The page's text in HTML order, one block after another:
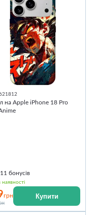
на Apple iPhone 18 Pro
бонусів
наявності
грн Купити